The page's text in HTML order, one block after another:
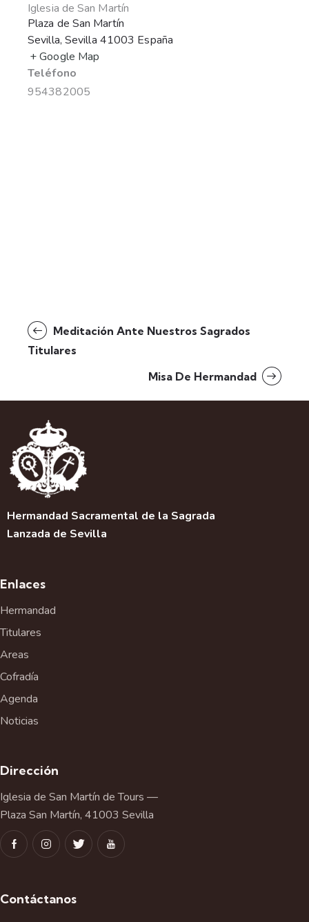
Iglesia de San Martín
Plaza de San Martín
Sevilla, Sevilla 41003 España
+ Google Map
Teléfono
954382005
Meditación Ante Nuestros Sagrados
Titulares
Misa De Hermandad
Hermandad Sacramental de la Sagrada
Lanzada de Sevilla
Enlaces
Hermandad
Titulares
Areas
Cofradía
Agenda
Noticias
Dirección
Iglesia de San Martín de Tours —
Plaza San Martín, 41003 Sevilla
Contáctanos